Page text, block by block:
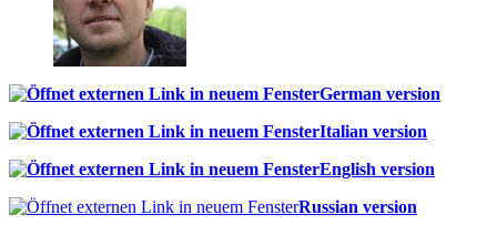
German version
Italian version
English version
Russian version